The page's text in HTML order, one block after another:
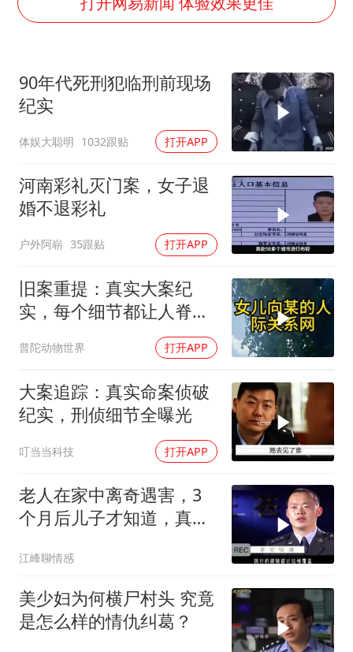
“深圳地面沉降致车辆损坏”不实
中国“五箭齐发”反制美国
感觉全东北都在等7号
多地要求领导干部带头休假
奋进开新局 实干挑大梁
90年代死刑犯临刑前现场
纪实
体娱大聪明 1032跟贴 打开APP
河南彩礼灭门案，女子退
婚不退彩礼
户外阿崭 35跟贴 打开APP
旧案重提：真实大案纪
实，每个细节都让人脊背
普陀动物世界 打开APP
大案追踪：真实命案侦破
纪实，刑侦细节全曝光
叮当当科技 打开APP
老人在家中离奇遇害，3
个月后儿子才知道，真相
江峰聊情感
美少妇为何横尸村头 究竟
是怎么样的情仇纠葛？